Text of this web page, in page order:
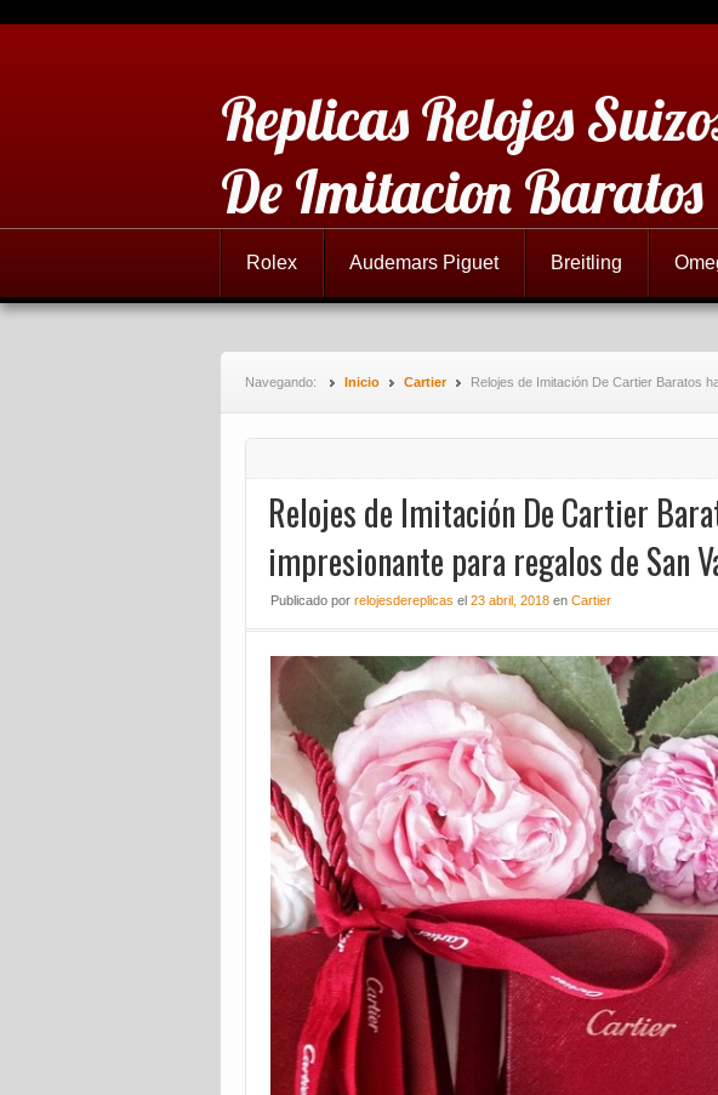
Replicas Relojes
De Imitacion Baratos
Rolex Audemars Piguet Breitling
Navegando: Inicio Cartier Relojes de Imitación De Cartier Baratos
Relojes de Imitación De Cartier
impresionante para regalos de San
Publicado por relojesdereplicas el 23 abril, 2018 en Cartier